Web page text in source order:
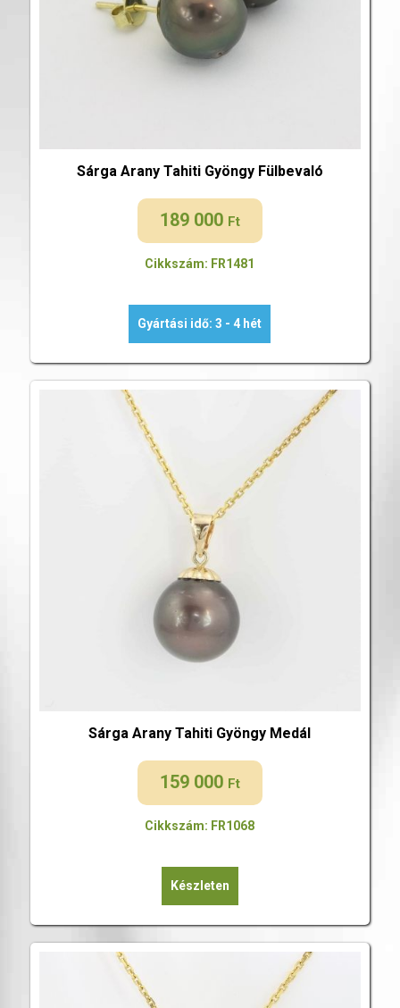
Sárga Arany Tahiti Gyöngy Fülbevaló
189 000 Ft
Cikkszám: FR1481
Gyártási idő: 3 - 4 hét
Sárga Arany Tahiti Gyöngy Medál
159 000 Ft
Cikkszám: FR1068
Készleten